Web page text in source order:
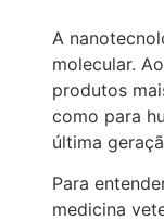
A
molecular.
produtos
como para
última
Para
medicina